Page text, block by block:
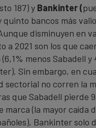
187) y Bankinter (
quinto bancos más
disminuyen en
a 2021 son los que
menos Sabadell y
Sin embargo, en
sectorial no corren la
que Sabadell pierde
marca (la mayor caída
Bankinter solo